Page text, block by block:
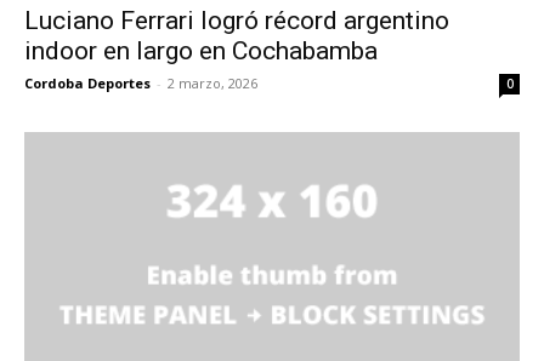
Luciano Ferrari logró récord argentino
indoor en largo en Cochabamba
Cordoba Deportes - 2 marzo, 2026 0